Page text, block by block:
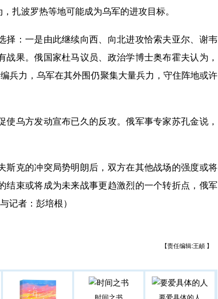
扎波罗热等地可能成为乌军的进攻目标。
：一是由此继续向西、向北进攻恰索夫亚尔、谢韦
果。俄国家杜马议员、政治学博士奥布霍夫认为，
兵力，乌军在其外围仍聚集大量兵力，守住阵地或许
乌方发动宣布已久的反攻。俄军事专家苏孔金说，
克的冲突局势明朗后，双方在其他战场的强度或将
束或将成为未来战事更趋激烈的一个转折点，俄军
记者：彭培根）
【责任编辑:王頔 】
时间之书 要爱具体的人